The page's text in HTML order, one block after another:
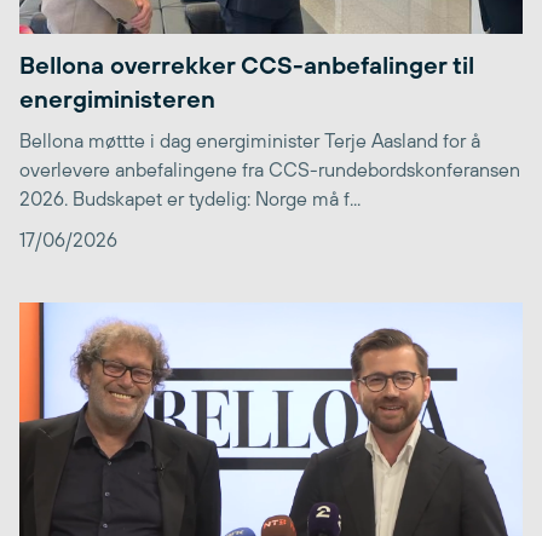
Bellona overrekker CCS-anbefalinger til
energiministeren
Bellona møttte i dag energiminister Terje Aasland for å
overlevere anbefalingene fra CCS-rundebordskonferansen
2026. Budskapet er tydelig: Norge må f...
17/06/2026